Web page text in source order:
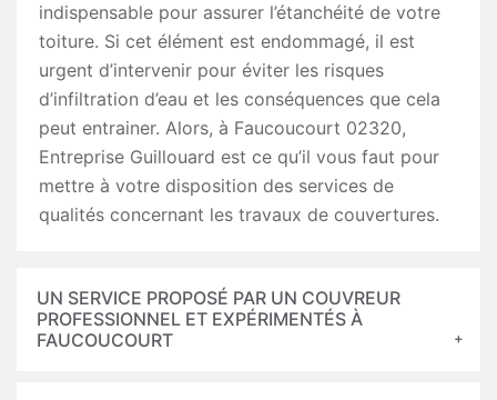
indispensable pour assurer l’étanchéité de votre
toiture. Si cet élément est endommagé, il est
urgent d’intervenir pour éviter les risques
d’infiltration d’eau et les conséquences que cela
peut entrainer. Alors, à Faucoucourt 02320,
Entreprise Guillouard est ce qu’il vous faut pour
mettre à votre disposition des services de
qualités concernant les travaux de couvertures.
UN SERVICE PROPOSÉ PAR UN COUVREUR
PROFESSIONNEL ET EXPÉRIMENTÉS À
FAUCOUCOURT